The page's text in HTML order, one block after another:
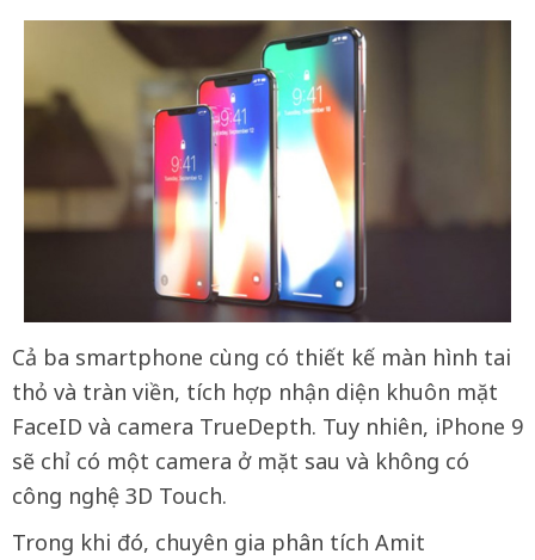
Cả ba smartphone cùng có thiết kế màn hình tai
thỏ và tràn viền, tích hợp nhận diện khuôn mặt
FaceID và camera TrueDepth. Tuy nhiên, iPhone 9
sẽ chỉ có một camera ở mặt sau và không có
công nghệ 3D Touch.
Trong khi đó, chuyên gia phân tích Amit